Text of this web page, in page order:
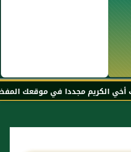
في موقعك المفضل المحجة